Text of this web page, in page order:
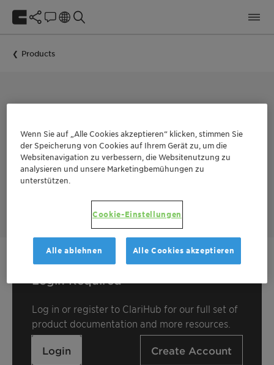
Products
FLOTINOR™ 17370
FLOTINOR™ 17370 is a very selective collector for all calcium
difficult to separate gangue.
Login Required
Log in or register to ClariHub for our full set of
product documentation and more resources.
Login Create Account
Wenn Sie auf „Alle Cookies akzeptieren“ klicken, stimmen Sie
der Speicherung von Cookies auf Ihrem Gerät zu, um die
Websitenavigation zu verbessern, die Websitenutzung zu
analysieren und unsere Marketingbemühungen zu
unterstützen.
Cookie-Einstellungen
Alle ablehnen Alle Cookies akzeptieren